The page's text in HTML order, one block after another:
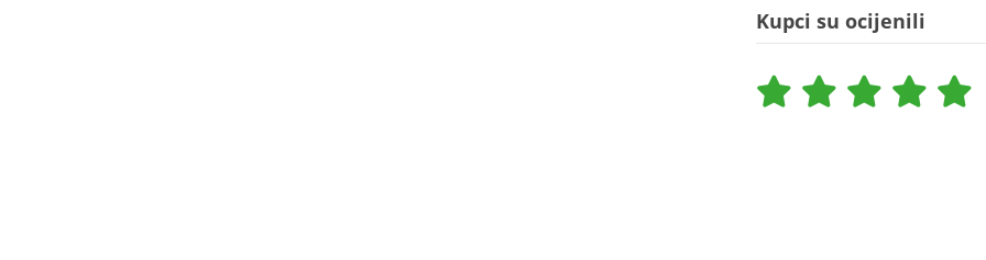
Kupci su ocijenili